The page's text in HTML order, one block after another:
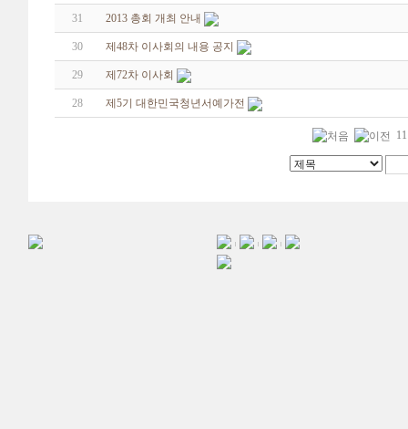
31 2013 총회 개최 안내
30 제48차 이사회의 내용 공지
29 제72차 이사회
28 제5기 대한민국청년서예가전
11